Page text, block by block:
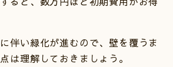
伴い緑化が進むので、壁を覆うま
は理解しておきましょう。